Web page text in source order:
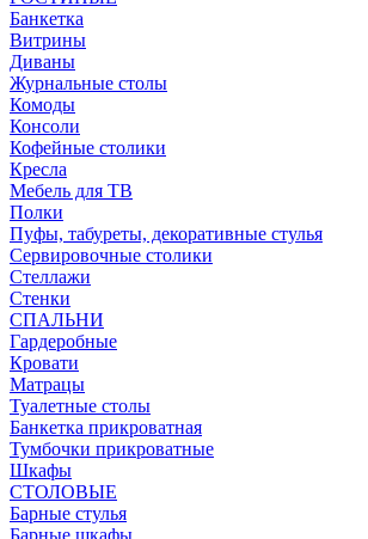
Банкетка
Витрины
Диваны
Журнальные столы
Комоды
Консоли
Кофейные столики
Кресла
Мебель для ТВ
Полки
Пуфы, табуреты, декоративные стулья
Сервировочные столики
Стеллажи
Стенки
СПАЛЬНИ
Гардеробные
Кровати
Матрацы
Туалетные столы
Банкетка прикроватная
Тумбочки прикроватные
Шкафы
СТОЛОВЫЕ
Барные стулья
Барные шкафы